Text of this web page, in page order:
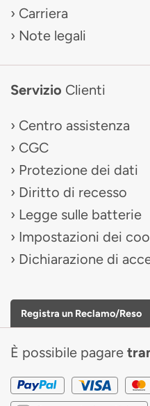
Carriera
Note legali
Servizio Clienti
Centro assistenza
CGC
Protezione dei dati
Diritto di recesso
Legge sulle batterie
Impostazioni dei
Dichiarazione di
Registra un Reclamo/Reso
È possibile pagare